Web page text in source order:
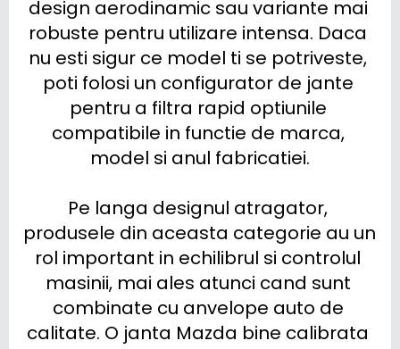
design aerodinamic sau variante mai
robuste pentru utilizare intensa. Daca
nu esti sigur ce model ti se potriveste,
poti folosi un configurator de jante
pentru a filtra rapid optiunile
compatibile in functie de marca,
model si anul fabricatiei.
Pe langa designul atragator,
produsele din aceasta categorie au un
rol important in echilibrul si controlul
masinii, mai ales atunci cand sunt
combinate cu anvelope auto de
calitate. O janta Mazda bine calibrata